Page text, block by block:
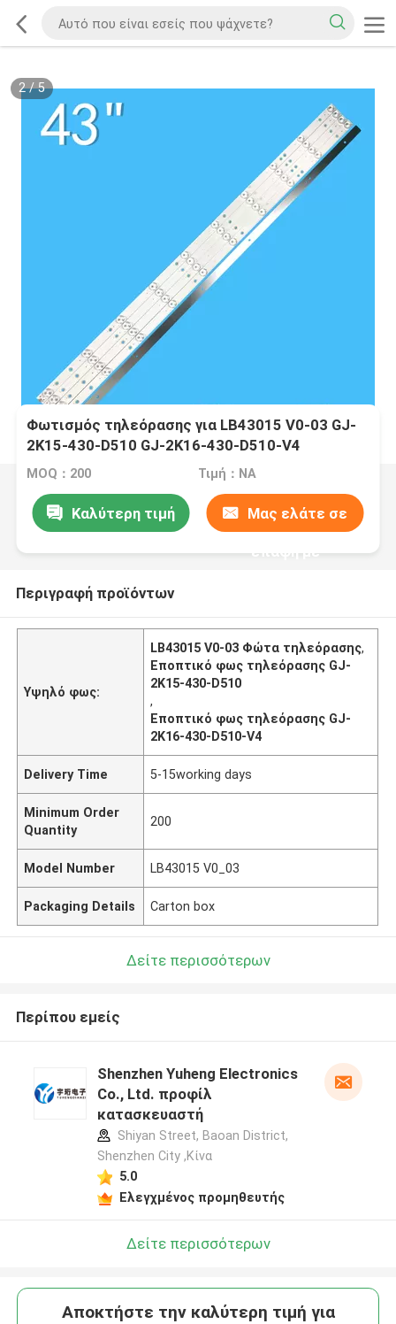
2/5
Φωτισμός τηλεόρασης για LB43015 V0-03 GJ-
2K15-430-D510 GJ-2K16-430-D510-V4
MOQ：200 Τιμή：NA
Καλύτερη τιμή Μας ελάτε σε
επαφή με
Περιγραφή προϊόντων
Υψηλό φως:
LB43015 V0-03 Φώτα τηλεόρασης,
Εποπτικό φως τηλεόρασης GJ-
2K15-430-D510
,
Εποπτικό φως τηλεόρασης GJ-
2K16-430-D510-V4
Delivery Time 5-15working days
Minimum Order
Quantity
200
Model Number LB43015 V0_03
Packaging Details Carton box
Δείτε περισσότερων
Περίπου εμείς
Shenzhen Yuheng Electronics
Co., Ltd. προφίλ
κατασκευαστή
Shiyan Street, Baoan District,
Shenzhen City ,Κίνα
5.0
Ελεγχμένος προμηθευτής
Δείτε περισσότερων
Αποκτήστε την καλύτερη τιμή για